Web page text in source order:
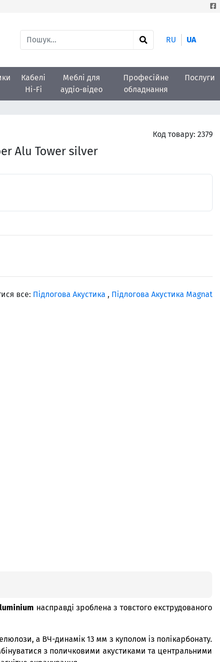
RU UA
Кабелі
Hi-Fi
Меблі для
аудіо-відео
Професійне
обладнання
Послуги
Код товару: 2379
Alu Tower silver
все: Підлогова Акустика , Підлогова Акустика Magnat
насправді зроблена з товстого екструдованого
а ВЧ-динамік 13 мм з куполом із полікарбонату.
з поличковими акустиками та центральними